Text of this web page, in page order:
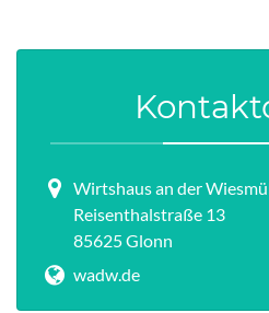
Wirtshaus an der
Reisenthalstraße 13
85625 Glonn
wadw.de